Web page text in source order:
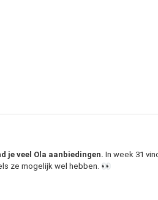
je veel Ola aanbiedingen. In week 31
ze mogelijk wel hebben. 👀